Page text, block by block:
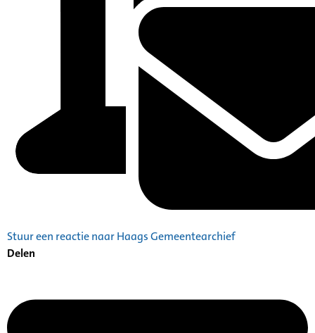
Stuur een reactie naar Haags Gemeentearchief
Delen